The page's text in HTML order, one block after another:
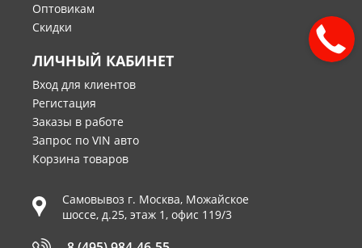
Оптовикам
Скидки
ЛИЧНЫЙ КАБИНЕТ
Вход для клиентов
Регистация
Заказы в работе
Запрос по VIN авто
Корзина товаров
Самовывоз г. Москва, Можайское
шоссе, д.25, этаж 1, офис 119/3